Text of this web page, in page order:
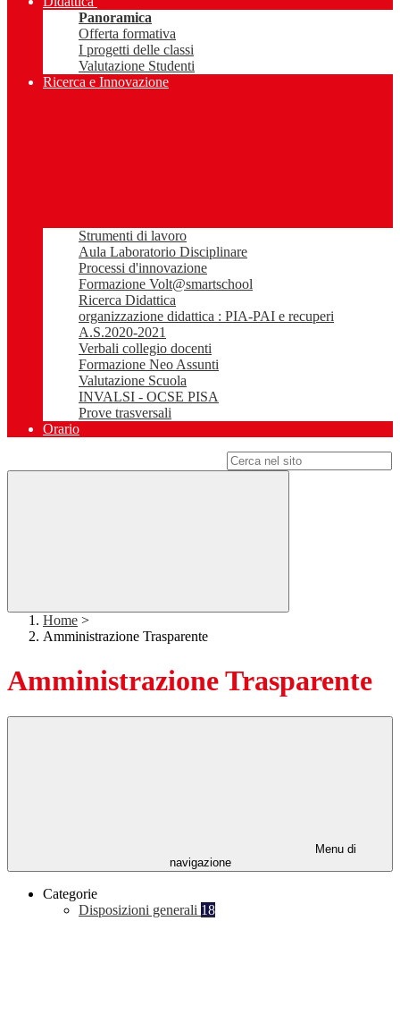
Panoramica
Offerta formativa
I progetti delle classi
Valutazione Studenti
Ricerca e Innovazione
Strumenti di lavoro
Aula Laboratorio Disciplinare
Processi d'innovazione
Formazione Volt@smartschool
Ricerca Didattica
organizzazione didattica : PIA-PAI e recuperi
A.S.2020-2021
Verbali collegio docenti
Formazione Neo Assunti
Valutazione Scuola
INVALSI - OCSE PISA
Prove trasversali
Orario
Home >
Amministrazione Trasparente
Amministrazione Trasparente
Menu di
navigazione
Categorie
Disposizioni generali 18